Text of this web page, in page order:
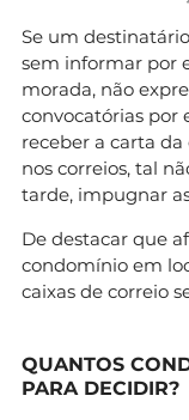
Se um
sem informar por
morada, não
convocatórias por
receber a carta
nos correios, tal
tarde, impugnar
De destacar que
condomínio em
caixas de correio
QUANTOS
PARA DECIDIR?